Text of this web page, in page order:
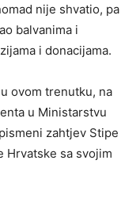
nije shvatio, pa
balvanima i
i donacijama.
ovom trenutku, na
u Ministarstvu
zahtjev Stipe
Hrvatske sa svojim